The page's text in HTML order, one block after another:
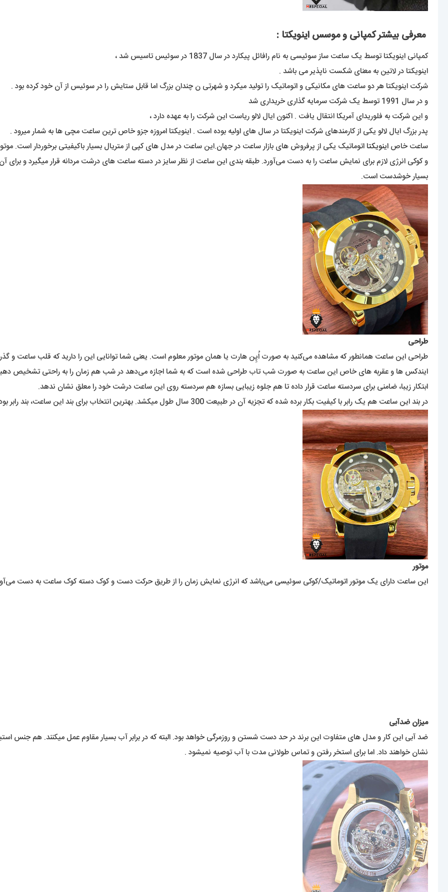
معرفی بیشتر کمپانی و موسس اینویکتا :
کمپانی اینویکتا توسط یک ساعت ساز سوئیسی به نام رافائل پیکارد در سال 1837 در سوئیس تاسیس شد ،
اینویکتا در لاتین به معنای شکست ناپذیر می باشد .
شرکت اینویکتا هر دو ساعت های مکانیکی و اتوماتیک را تولید میکرد و شهرتی ن چندان بزرگ اما قابل ستایش را در سوئیس از آن خود کرده بود .
و در سال 1991 توسط یک شرکت سرمایه گذاری خریداری شد
و این شرکت به فلوریدای آمریکا انتقال یافت . اکنون ایال لالو ریاست این شرکت را به عهده دارد ،
پدر بزرگ ایال لالو یکی از کارمندهای شرکت اینویکتا در سال های اولیه بوده است . اینویکتا امروزه جزو خاص ترین ساعت مچی ها به شمار میرود .
ساعت خاص اینویکتا اتوماتیک یکی از پرفروش های بازار ساعت در جهان.این ساعت در مدل های کپی از متریال بسیار باکیفیتی برخوردار
و کوکی انرژی لازم برای نمایش ساعت را به دست می‌آورد. طبقه بندی این ساعت از نظر سایز در دسته ساعت های درشت مردانه قرار میگیرد و برای
بسیار خوشدست است.
طراحی
طراحی این ساعت همانطور که مشاهده می‌کنید به صورت اُپِن هارت یا همان موتور معلوم است. یعنی شما توانایی این را دارید که قلب ساعت و
ایندکس ها و عقربه های خاص این ساعت به صورت شب تاب طراحی شده است که به شما اجازه می‌دهد در شب هم زمان را به راحتی تشخیص
ابتکار زیبا، ضامنی برای سردسته ساعت قرار داده تا هم جلوه زیبایی بسازه هم سردسته روی این ساعت درشت خود را معلق نشان ندهد.
در بند این ساعت هم یک رابر با کیفیت بکار برده شده که تجزیه آن در طبیعت 300 سال طول میکشد. بهترین انتخاب برای بند این ساعت، بند رابر بود که به درستی سر جای خود است .
موتور
این ساعت دارای یک موتور اتوماتیک/کوکی سوئیسی می‌باشد که انرژی نمایش زمان را از طریق حرکت دست و کوک دسته کوک ساعت به دست
میزان ضدآبی
ضد آبی این کار و مدل های متفاوت این برند در حد دست شستن و روزمرگی خواهد بود. البته که در برابر آب بسیار مقاوم عمل میکنند. هم جنس
نشان خواهند داد. اما برای استخر رفتن و تماس طولانی مدت با آب توصیه نمیشود .